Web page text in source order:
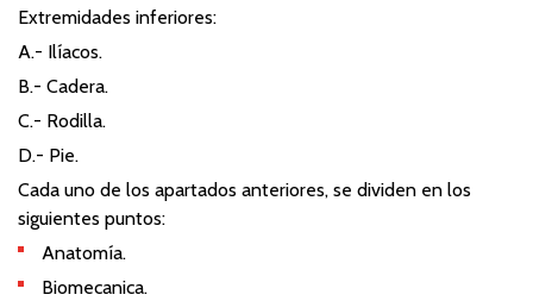
Extremidades inferiores:
A.- Ilíacos.
B.- Cadera.
C.- Rodilla.
D.- Pie.
Cada uno de los apartados anteriores, se dividen en los
siguientes puntos:
Anatomía.
Biomecanica.